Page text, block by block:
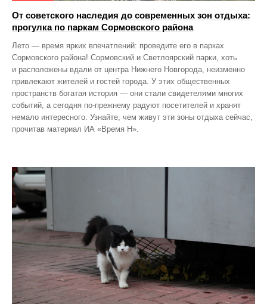
От советского наследия до современных зон отдыха:
прогулка по паркам Сормовского района
Лето — время ярких впечатлений: проведите его в парках
Сормовского района! Сормовский и Светлоярский парки, хоть
и расположены вдали от центра Нижнего Новгорода, неизменно
привлекают жителей и гостей города. У этих общественных
пространств богатая история — они стали свидетелями многих
событий, а сегодня по‑прежнему радуют посетителей и хранят
немало интересного. Узнайте, чем живут эти зоны отдыха сейчас,
прочитав материал ИА «Время Н».